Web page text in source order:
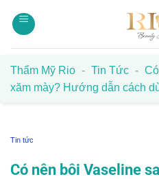
qua
Thẩm Mỹ Rio - Tin Tức -
xăm mày? Hướng dẫn cách
Tin tức
Có nên bôi Vaseline